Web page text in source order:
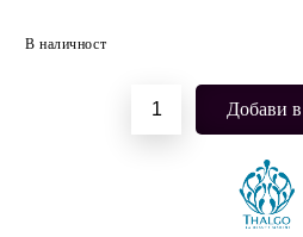
В наличност